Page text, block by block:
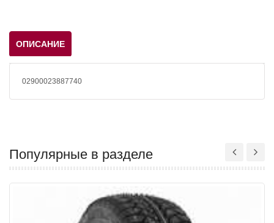
ОПИСАНИЕ
02900023887740
Популярные в разделе